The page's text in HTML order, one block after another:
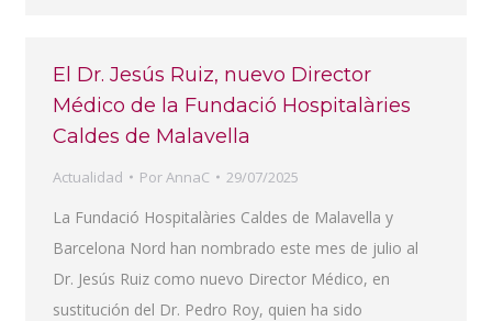
El Dr. Jesús Ruiz, nuevo Director
Médico de la Fundació Hospitalàries
Caldes de Malavella
Actualidad PorAnnaC 29/07/2025
La Fundació Hospitalàries Caldes de Malavella y
Barcelona Nord han nombrado este mes de julio al
Dr. Jesús Ruiz como nuevo Director Médico, en
sustitución del Dr. Pedro Roy, quien ha sido